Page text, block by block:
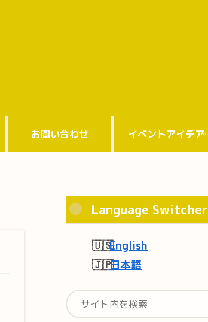
お問い合わせ イベントアイデア
Language Switcher
English
日本語